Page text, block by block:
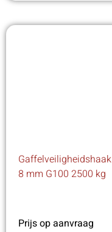
Gaffelveiligheidshaak
8 mm G100 2500 kg
Prijs op aanvraag